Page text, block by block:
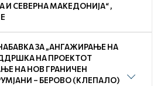
И СЕВЕРНА МАКЕДОНИЈА“ ,
ЗА „АНГАЖИРАЊЕ НА
НА ПРОЕКТОТ
НА НОВ ГРАНИЧЕН
– БЕРОВО (КЛЕПАЛО)